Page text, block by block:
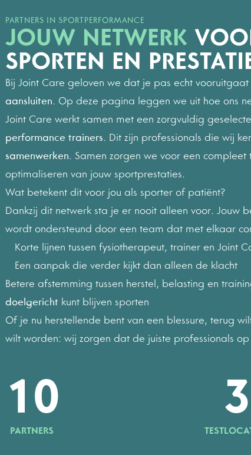
PARTNERS IN SPORTPERFORMANCE
JOUW NETWERK
SPORTEN EN
Bij Joint Care geloven we dat je pas echt
aansluiten. Op deze pagina leggen we uit hoe ons
Joint Care werkt samen met een zorgvuldig
performance trainers. Dit zijn professionals die wij
samenwerken. Samen zorgen we voor een
optimaliseren van jouw sportprestaties.
Wat betekent dit voor jou als sporter of patiënt?
Dankzij dit netwerk sta je er nooit alleen voor. Jouw
wordt ondersteund door een team dat met elkaar
Korte lijnen tussen fysiotherapeut, trainer en Joint
Een aanpak die verder kijkt dan alleen de klacht
Betere afstemming tussen herstel, belasting en
doelgericht kunt blijven sporten
Of je nu herstellende bent van een blessure, terug
wilt worden: wij zorgen dat de juiste professionals
2
3
4
5
6
7
8
9
1
2
3
4
5
6
7
8
9
0
PARTNERS
8
9
3